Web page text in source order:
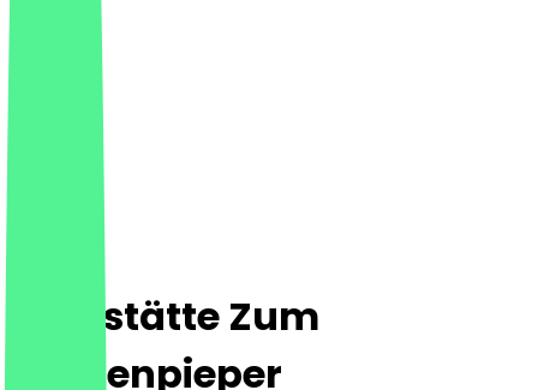
Gaststätte Zum
Laubenpieper